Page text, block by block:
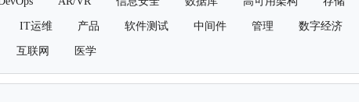
IT运维 产品 软件测试 中间件 管理 数字经济
互联网 医学